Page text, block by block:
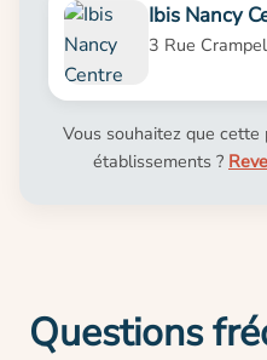
Ibis Nancy
3 Rue
Vous souhaitez que
établissements ?
Questions